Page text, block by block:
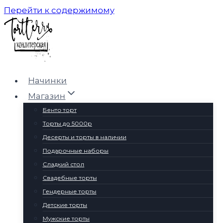
Перейти к содержимому
Начинки
Магазин
Бенто торт
Торты до 5000р
Десерты и торты в наличии
Подарочные наборы
Сладкий стол
Свадебные торты
Гендерные торты
Детские торты
Мужские торты